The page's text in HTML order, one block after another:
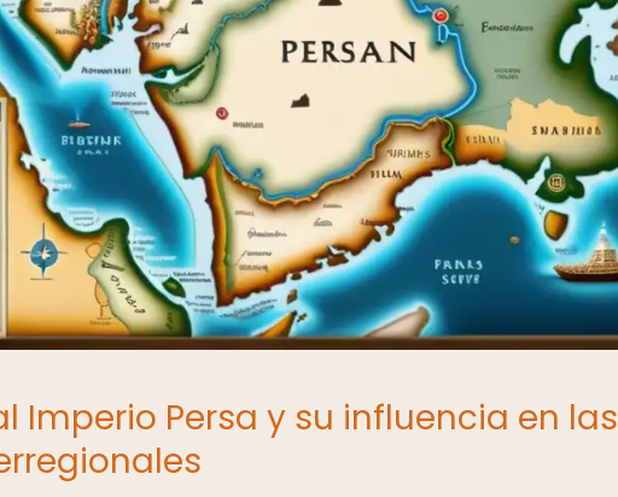
Imperio Persa y su influencia en las